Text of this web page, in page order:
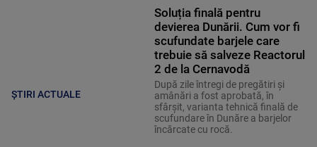
ȘTIRI ACTUALE
Soluția finală pentru
devierea Dunării. Cum vor fi
scufundate barjele care
trebuie să salveze Reactorul
2 de la Cernavodă
După zile întregi de pregătiri și
amânări a fost aprobată, în
sfârșit, varianta tehnică finală de
scufundare în Dunăre a barjelor
încărcate cu rocă.